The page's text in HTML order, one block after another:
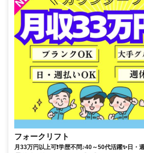
フォークリフト
月33万円以上可❗学歴不問♪40～50代活躍✨日・週